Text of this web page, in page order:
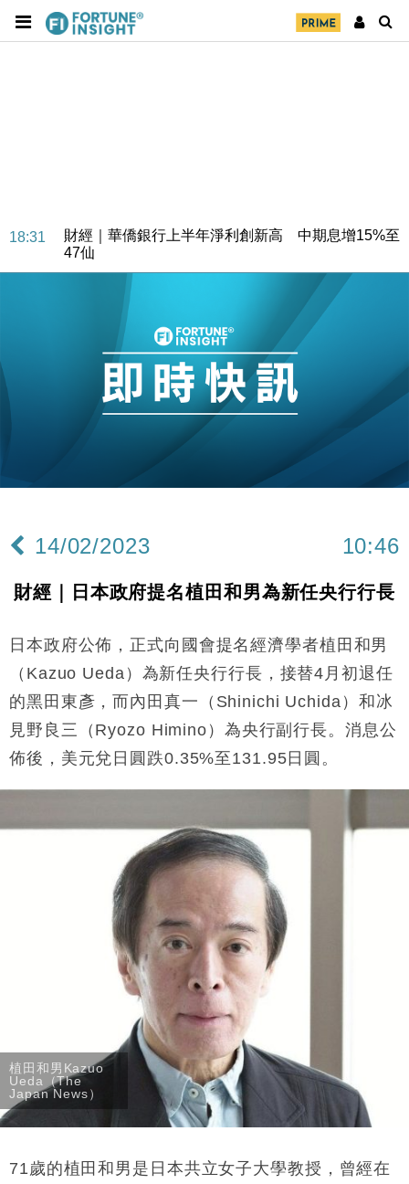
18:31
財經｜華僑銀行上半年淨利創新高 中期息增15%至
47仙
財經｜滙豐上調香港今年GDP預測至4.5% 看好貿易
及消費表現
本地｜假冒內地執法人員要求交「保證金」 43歲女子
損失近6900萬元
財經｜日經失守6.5萬點後回穩 全周仍升近2%
15:47
財經｜恒隆10月換帥 玩具「反」斗城亞洲CEO蔡德
財經｜韓股反覆波動收跌 連挫7周創逾3年最長跌勢
12:44
財經｜日本春季三度入市撐日圓 4月單日斥6.28萬億
11:12
國際｜特朗普料美伊戰事快結束 承認部分彈藥庫存緊
15:59
財經｜SA售股自救後再出手 斥4億美元押注未上市公
18:31
財經｜華僑銀行上半年淨利創新高 中期息增15%至
47仙
17:33
財經｜滙豐上調香港今年GDP預測至4.5% 看好貿易
及消費表現
16:05
財經｜日經失守6.5萬點後回穩 全周仍升近2%
財經｜恒隆10月換帥 玩具「反」斗城亞洲CEO蔡德
財經｜韓股反覆波動收跌 連挫7周創逾3年最長跌勢
財經｜內地7月美元計價出口增近24%勝預期 貿易順
差達1125億美元
財經｜日本春季三度入市撐日圓 4月單日斥6.28萬億
日圓干預創新高
11:12
國際｜特朗普料美伊戰事快結束 承認部分彈藥庫存緊
張
15:59
財經｜SA售股自救後再出手 斥4億美元押注未上市公
14/02/2023 10:46
財經｜日本政府提名植田和男為新任央行行長
日本政府公佈，正式向國會提名經濟學者植田和男
（Kazuo Ueda）為新任央行行長，接替4月初退任
的黑田東彥，而內田真一（Shinichi Uchida）和冰
見野良三（Ryozo Himino）為央行副行長。消息公
佈後，美元兌日圓跌0.35%至131.95日圓。
植田和男Kazuo
Ueda（The
Japan News）
71歲的植田和男是日本共立女子大學教授，曾經在